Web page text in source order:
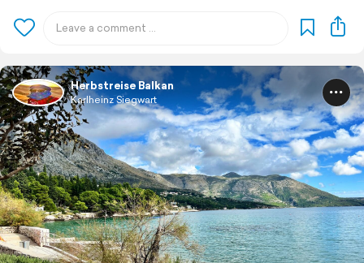
Herbstreise Balkan
Karlheinz Siegwart